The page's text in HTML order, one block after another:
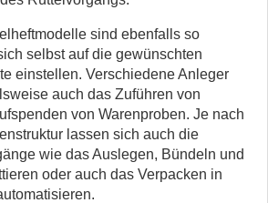
sind ebenfalls so
selbst auf die gewünschten
einstellen. Verschiedene Anleger
auch das Zuführen von
von Warenproben. Je nach
lassen sich auch die
wie das Auslegen, Bündeln und
oder auch das Verpacken in